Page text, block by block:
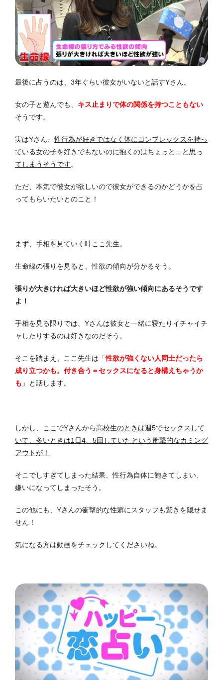
最後に占うのは、3年ぐらい彼女がいないと話すYさん。
女の子と遊んでも、 キス止まりで体の関係を持つこともない
そうです。
実はYさん、性行為が好きではなく体にコンプレックスを持っ
ている女の子を好きでもないのに抱くのはちょっと…と思っ
てしまうそうです。
ただ、本気で彼女が欲しいので彼女ができるのかどうかを占
ってもらいたいとのこと！
まず、手相を見ていく叶ここ先生。
生命線の張りを見ると、性欲の傾向が分かるそう。
張りが大きければ大きいほど性欲が強い傾向にあるそうです
よ！
手相を見る限りでは、Yさんは彼女と一緒に寝たりイチャイチ
ャしたりするのは好きなのだそう。
そこを踏まえ、ここ先生は「性欲が強くない人同士だったら
成り立つかも。付き合う＝セックスになると身構えちゃうか
も 」と話します。
しかし、ここでYさんから高校生のときは週5でセックスして
いて、多いときは1日4、5回していたという衝撃的なカミング
アウトが！
そこでしすぎてしまった結果、性行為自体に飽きてしまい、
嫌いになってしまったそう。
この他にも、Yさんの衝撃的な性癖にスタッフも驚きを隠せま
せん！
気になる方は動画をチェックしてくださいね。